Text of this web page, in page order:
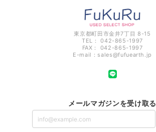
東京都町田市金井7丁目 8-15
TEL： 042-865-1997
FAX： 042-865-1997
E-mail： sales@fufuearth.jp
メールマガジンを受け取る